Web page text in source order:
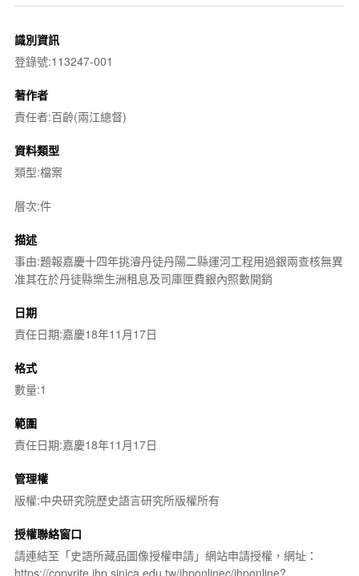
識別資訊
登錄號:113247-001
著作者
責任者:百齡(兩江總督)
資料類型
類型:檔案
層次:件
描述
事由:題報嘉慶十四年挑濬丹徒丹陽二縣運河工程用過銀兩查核無異
准其在於丹徒縣樂生洲租息及司庫匣費銀內照數開銷
日期
責任日期:嘉慶18年11月17日
格式
數量:1
範圍
責任日期:嘉慶18年11月17日
管理權
版權:中央研究院歷史語言研究所版權所有
授權聯絡窗口
請連結至「史語所藏品圖像授權申請」網站申請授權，網址：
https://copyrite.ihp.sinica.edu.tw/ihponlinec/ihponline?